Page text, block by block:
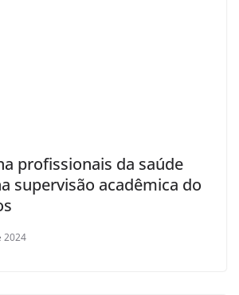
profissionais da saúde
supervisão acadêmica do
2024